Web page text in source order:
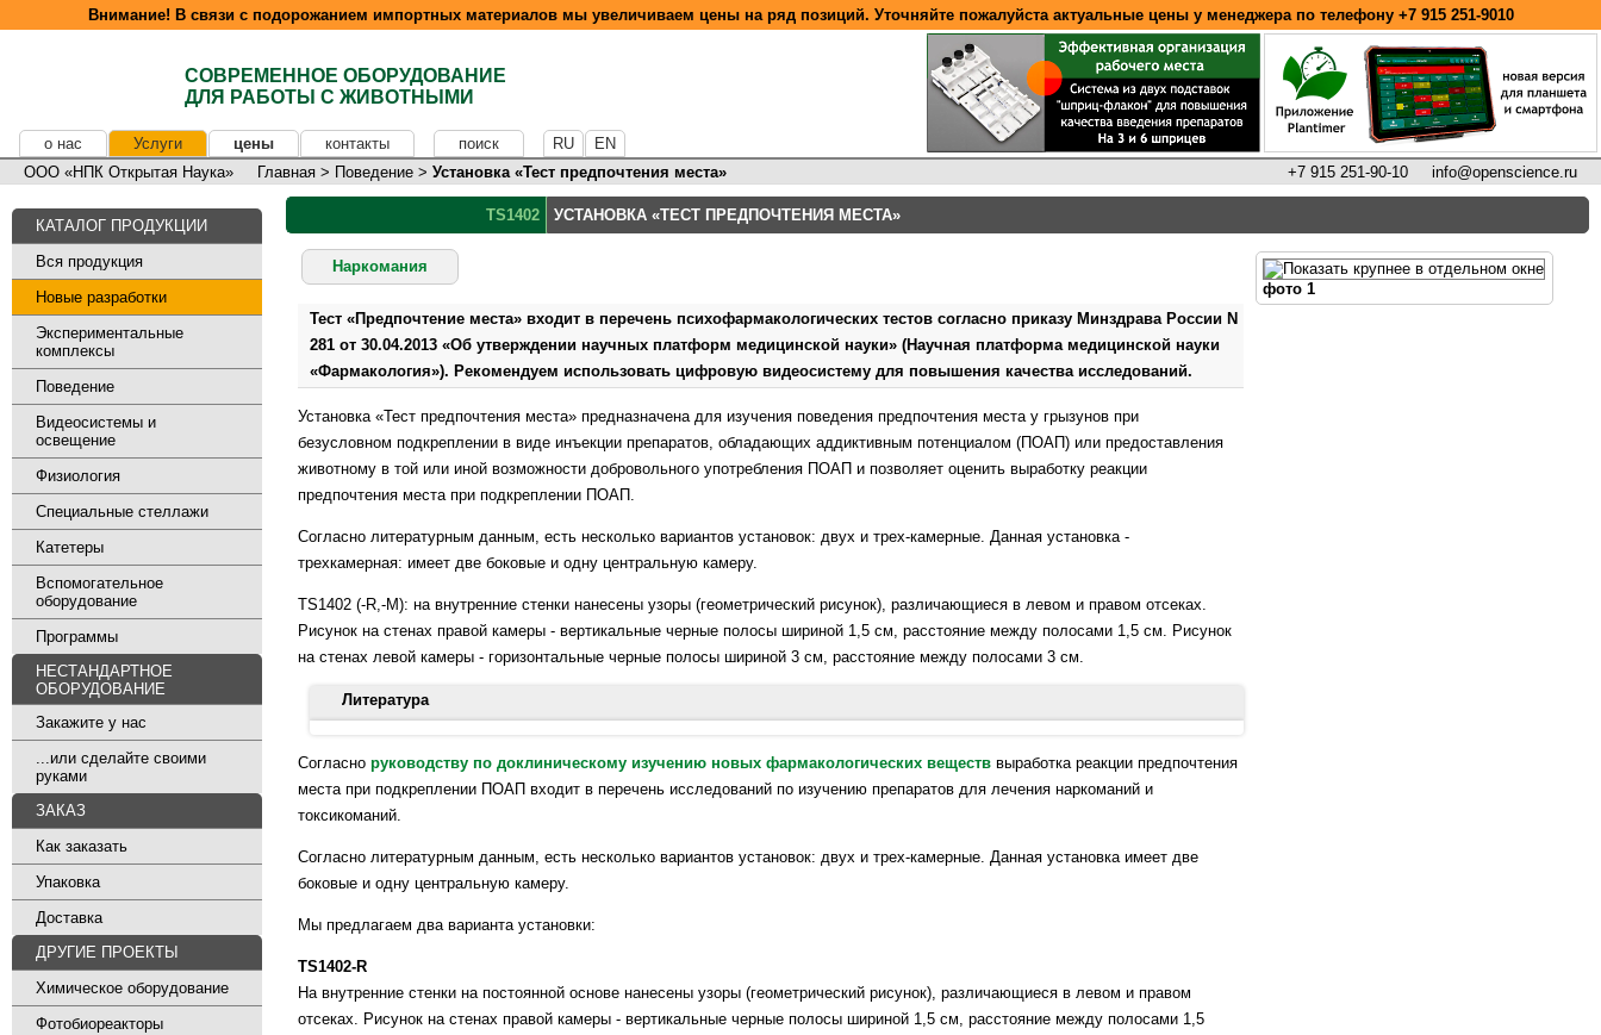
Внимание! В связи с подорожанием импортных материалов мы увеличиваем цены на ряд позиций. Уточняйте пожалуйста актуальные цены у менеджера по телефону +7 915 251-9010
СОВРЕМЕННОЕ ОБОРУДОВАНИЕ
ДЛЯ РАБОТЫ С ЖИВОТНЫМИ
о нас Услуги цены контакты поиск RU
EN
info@openscience.ru
+7 915 251-90-10
ООО «НПК Открытая Наука» Главная > Поведение > Установка «Тест предпочтения места»
КАТАЛОГ ПРОДУКЦИИ
Вся продукция
Новые разработки
Экспериментальные
комплексы
Поведение
Видеосистемы и
освещение
Физиология
Специальные стеллажи
Катетеры
Вспомогательное
оборудование
Программы
НЕСТАНДАРТНОЕ
ОБОРУДОВАНИЕ
Закажите у нас
...или сделайте своими
руками
ЗАКАЗ
Как заказать
Упаковка
Доставка
ДРУГИЕ ПРОЕКТЫ
Химическое оборудование
Фотобиореакторы
TS1402 УСТАНОВКА «ТЕСТ ПРЕДПОЧТЕНИЯ МЕСТА»
Наркомания
Тест «Предпочтение места» входит в перечень психофармакологических тестов согласно приказу Минздрава России N
281 от 30.04.2013 «Об утверждении научных платформ медицинской науки» (Научная платформа медицинской науки
«Фармакология»). Рекомендуем использовать цифровую видеосистему для повышения качества исследований.
Установка «Тест предпочтения места» предназначена для изучения поведения предпочтения места у грызунов при
безусловном подкреплении в виде инъекции препаратов, обладающих аддиктивным потенциалом (ПОАП) или предоставления
животному в той или иной возможности добровольного употребления ПОАП и позволяет оценить выработку реакции
предпочтения места при подкреплении ПОАП.
Согласно литературным данным, есть несколько вариантов установок: двух и трех-камерные. Данная установка -
трехкамерная: имеет две боковые и одну центральную камеру.
TS1402 (-R,-М): на внутренние стенки нанесены узоры (геометрический рисунок), различающиеся в левом и правом отсеках.
Рисунок на стенах правой камеры - вертикальные черные полосы шириной 1,5 см, расстояние между полосами 1,5 см. Рисунок
на стенах левой камеры - горизонтальные черные полосы шириной 3 см, расстояние между полосами 3 см.
Литература
Marquez P, Baliram R, Gajawada N, Friedman TC, Lutfy K. 2006. Differential involvement of enkephalins in analgesic tolerance,
locomotor sensitization, and conditioned place preference induced by morphine. Behav Neurosci. 120(1):10-5. doi: 10.1037/0735-
7044.120.1.10.
Pogorelov VM, Nomura J, Kim J, Kannan G, Ayhan Y, Yang C, Taniguchi Y, Abazyan B, Valentine H, Krasnova IN, Kamiya A,
Cadet JL, Wong DF, Pletnikov MV. 2012. Mutant DISC1 affects methamphetamine-induced sensitization and conditioned place
preference model of addiction. Naunyn Schmiedebergs Arch Pharmacol. 395(3):365-376. doi: 10.1007/s00210-021-02194-z.
Согласно руководству по доклиническому изучению новых фармакологических веществ выработка реакции предпочтения
места при подкреплении ПОАП входит в перечень исследований по изучению препаратов для лечения наркоманий и
токсикоманий.
Согласно литературным данным, есть несколько вариантов установок: двух и трех-камерные. Данная установка имеет две
боковые и одну центральную камеру.
Мы предлагаем два варианта установки:
TS1402-R
На внутренние стенки на постоянной основе нанесены узоры (геометрический рисунок), различающиеся в левом и правом
отсеках. Рисунок на стенах правой камеры - вертикальные черные полосы шириной 1,5 см, расстояние между полосами 1,5
фото 1